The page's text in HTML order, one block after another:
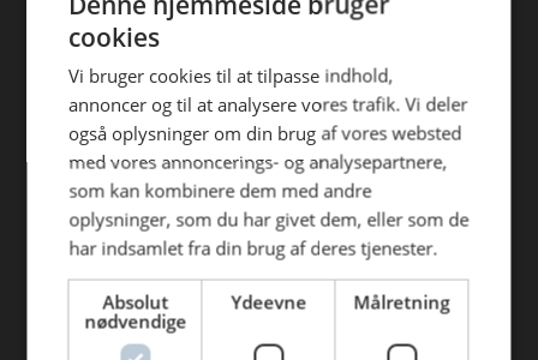
Find din afdeling
AB Catering Aalborg
AB Catering Århus
AB Catering Holstebro
AB Catering Ribe
AB Catering København
Genveje
efterfølgende anvendelse heraf.
cookies
Vi bruger cookies til at tilpasse indhold,
annoncer og til at analysere vores trafik. Vi deler
også oplysninger om din brug af vores websted
med vores annoncerings- og analysepartnere,
som kan kombinere dem med andre
oplysninger, som du har givet dem, eller som de
har indsamlet fra din brug af deres tjenester.
Absolut
nødvendige
Ydeevne Målretning